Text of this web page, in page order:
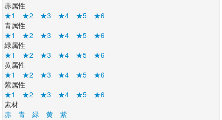
赤属性
★1
★2 ★3 ★4 ★5
★6
青属性
★1
★2 ★3 ★4 ★5
★6
緑属性
★1
★2 ★3 ★4 ★5
★6
黄属性
★1
★2 ★3 ★4 ★5
★6
紫属性
★1
★2 ★3 ★4 ★5
★6
素材
赤
青 緑 黄
紫